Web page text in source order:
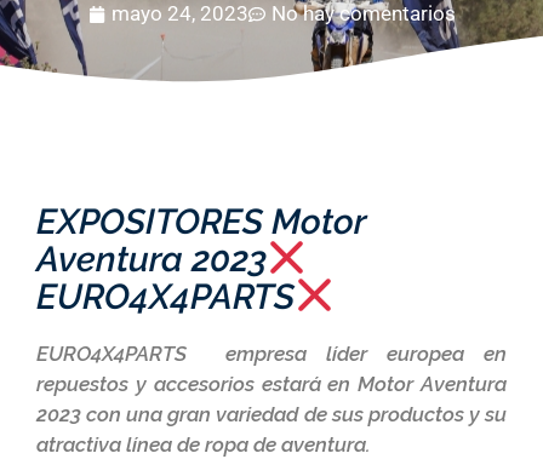
mayo 24, 2023 No hay comentarios
EXPOSITORES Motor
Aventura 2023
EURO4X4PARTS
EURO4X4PARTS empresa líder europea en
repuestos y accesorios estará en Motor Aventura
2023 con una gran variedad de sus productos y su
atractiva línea de ropa de aventura.